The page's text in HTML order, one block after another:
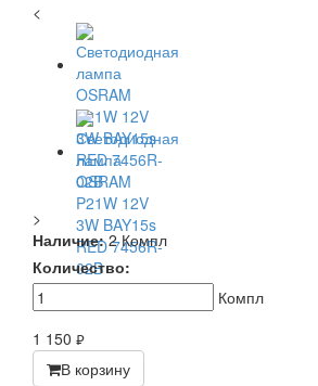
<
>
Наличие: 2 Компл
Количество:
Компл
1 150 руб.
В корзину